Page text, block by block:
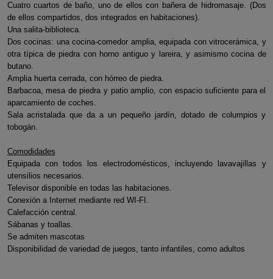
Cuatro cuartos de baño, uno de ellos con bañera de hidromasaje. (Dos
de ellos compartidos, dos integrados en habitaciones).
Una salita-biblioteca.
Dos cocinas: una cocina-comedor amplia, equipada con vitrocerámica, y
otra típica de piedra con horno antiguo y lareira, y asimismo cocina de
butano.
Amplia huerta cerrada, con hórreo de piedra.
Barbacoa, mesa de piedra y patio amplio, con espacio suficiente para el
aparcamiento de coches.
Sala acristalada que da a un pequeño jardín, dotado de columpios y
tobogán.
Comodidades
Equipada con todos los electrodomésticos, incluyendo lavavajillas y
utensilios necesarios.
Televisor disponible en todas las habitaciones.
Conexión a Internet mediante red WI-FI.
Calefacción central.
Sábanas y toallas.
Se admiten mascotas
Disponibilidad de variedad de juegos, tanto infantiles, como adultos